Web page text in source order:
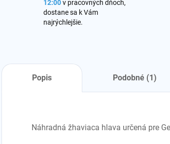
12:00v pracovných dňoch,
dostane sa k Vám
najrýchlejšie.
Popis Podobné (1)
Náhradná žhaviaca hlava určená pre